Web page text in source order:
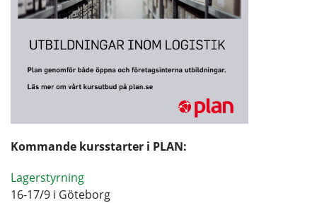
Kommande kursstarter i PLAN:
Lagerstyrning
16-17/9 i Göteborg